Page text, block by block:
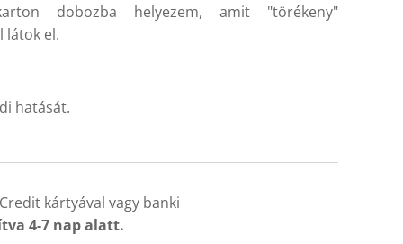
dobozba helyezem, amit "törékeny"
látok el.
hatását.
Credit kártyával vagy banki
4-7 nap alatt.